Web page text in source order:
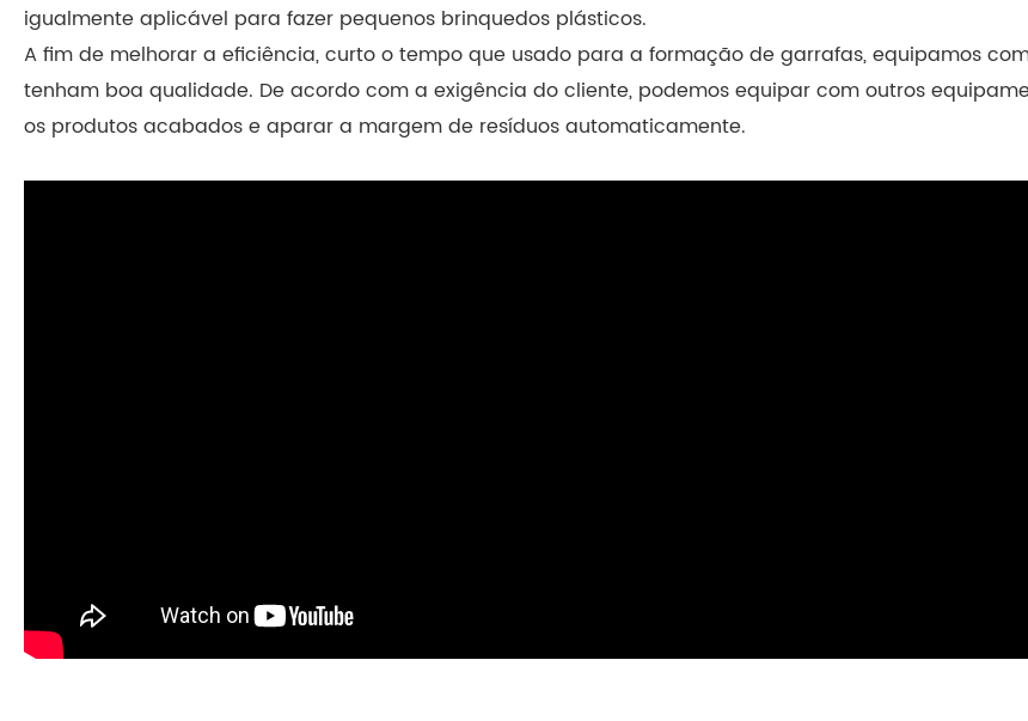
igualmente aplicável para fazer pequenos brinquedos plásticos.
A fim de melhorar a eficiência, curto o tempo que usado para a formação de garrafas, equipamos
tenham boa qualidade. De acordo com a exigência do cliente, podemos equipar com outros
os produtos acabados e aparar a margem de resíduos automaticamente.